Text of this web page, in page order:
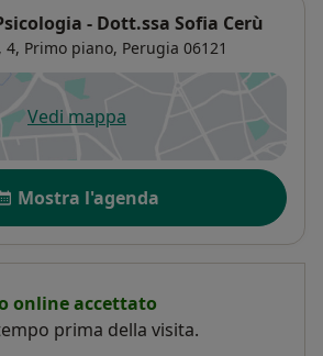
- Dott.ssa Sofia Cerù
4, Primo piano, Perugia 06121
Vedi mappasi apre in una nuova scheda
Mostra l'agenda
online accettato
prima della visita.